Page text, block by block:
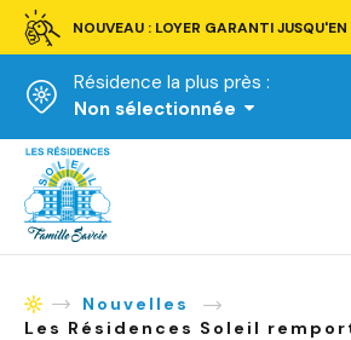
NOUVEAU : LOYER GARANTI
Résidence la plus près :
Non sélectionnée
Accueil
AccueilNouvelles
Les Résidences Soleil